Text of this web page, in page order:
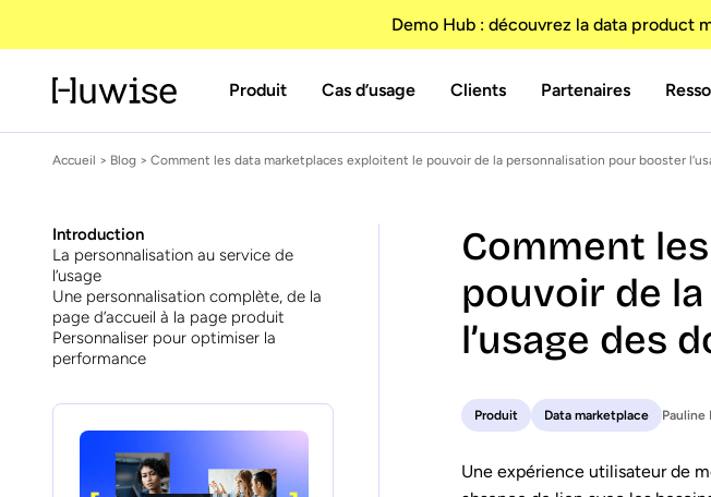
Demo Hub : découvrez la data product
Produit Cas d’usage Clients Partenaires
Accueil > Blog > Comment les data marketplaces exploitent le pouvoir de la personnalisation pour booster
Introduction
La personnalisation au service de
l’usage
Une personnalisation complète, de la
page d’accueil à la page produit
Personnaliser pour optimiser la
performance
Comment
pouvoir de
l’usage des
Produit Data marketplace Pauline
Une expérience utilisateur de